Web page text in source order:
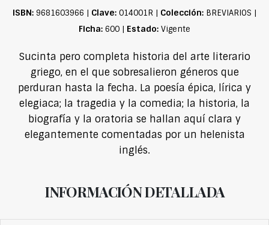
ISBN: 9681603966 | Clave: 014001R | Colección: BREVIARIOS |
Ficha: 600 | Estado: Vigente
Sucinta pero completa historia del arte literario
griego, en el que sobresalieron géneros que
perduran hasta la fecha. La poesía épica, lírica y
elegiaca; la tragedia y la comedia; la historia, la
biografía y la oratoria se hallan aquí clara y
elegantemente comentadas por un helenista
inglés.
INFORMACIÓN DETALLADA